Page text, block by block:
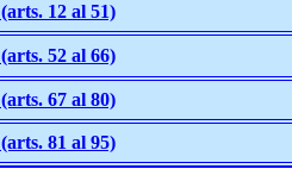
(arts. 12 al 51)
(arts. 52 al 66)
(arts. 67 al 80)
(arts. 81 al 95)